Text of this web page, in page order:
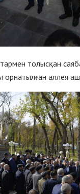
толысқан
орнатылған аллея